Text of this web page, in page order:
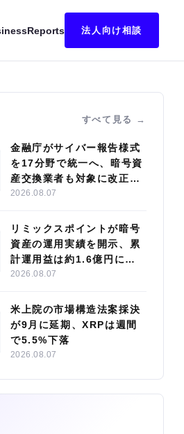
Reports 法人向け相談
すべて見る
金融庁がサイバー報告様式
を17分野で統一へ、暗号資
産交換業者も対象に改正案
を公表
2026.08.07
リミックスポイントが暗号
資産の運用実績を開示、累
計運用益は約1.6億円に達
する
2026.08.07
米上院の市場構造法案採決
が9月に延期、XRPは週間
で5.5%下落
2026.08.07